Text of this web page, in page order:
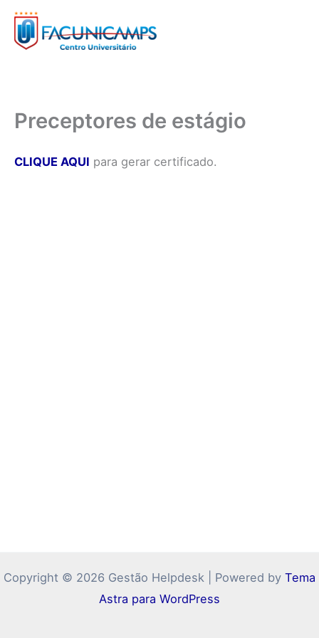
para
Preceptores de estágio
CLIQUE AQUI para gerar certificado.
Copyright © 2026 Gestão Helpdesk | Powered by Tema
Astra para WordPress